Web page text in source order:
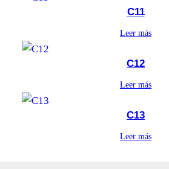
C11
Leer más
C12
Leer más
C13
Leer más